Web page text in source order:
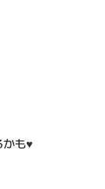
かも♥